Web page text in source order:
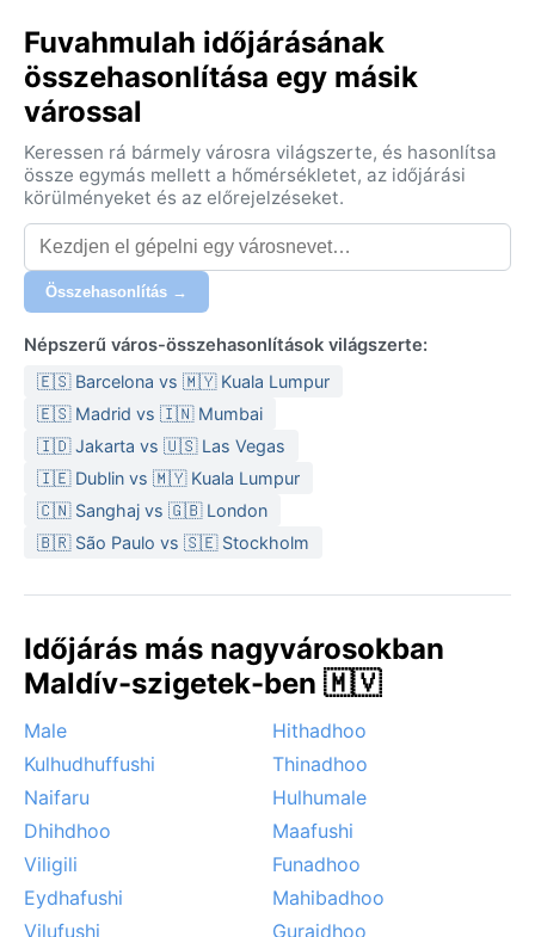
Fuvahmulah időjárásának
összehasonlítása egy másik
várossal
Keressen rá bármely városra világszerte, és hasonlítsa
össze egymás mellett a hőmérsékletet, az időjárási
körülményeket és az előrejelzéseket.
Összehasonlítás →
Népszerű város-összehasonlítások világszerte:
🇪🇸 Barcelona vs 🇲🇾 Kuala Lumpur
🇪🇸 Madrid vs 🇮🇳 Mumbai
🇮🇩 Jakarta vs 🇺🇸 Las Vegas
🇮🇪 Dublin vs 🇲🇾 Kuala Lumpur
🇨🇳 Sanghaj vs 🇬🇧 London
🇧🇷 São Paulo vs 🇸🇪 Stockholm
Időjárás más nagyvárosokban
Maldív-szigetek-ben 🇲🇻
Male
Hithadhoo
Kulhudhuffushi
Thinadhoo
Naifaru
Hulhumale
Dhihdhoo
Maafushi
Viligili
Funadhoo
Eydhafushi
Mahibadhoo
Vilufushi
Guraidhoo